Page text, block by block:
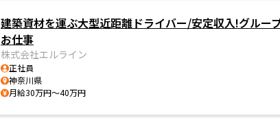
建築資材を運ぶ大型近距離ドライバー/安定収入!グルー
お仕事
株式会社エルライン
正社員
神奈川県
月給30万円～40万円